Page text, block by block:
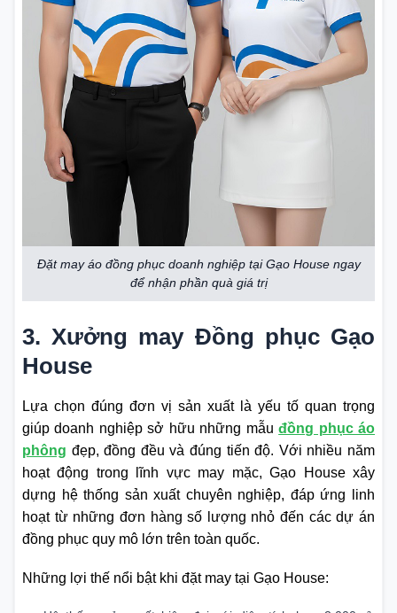
Đặt may áo đồng phục doanh nghiệp tại Gạo House ngay
để nhận phần quà giá trị
3. Xưởng may Đồng phục Gạo
House
Lựa chọn đúng đơn vị sản xuất là yếu tố quan trọng
giúp doanh nghiệp sở hữu những mẫuđồng phục áo
phông đẹp, đồng đều và đúng tiến độ. Với nhiều năm
hoạt động trong lĩnh vực may mặc, Gạo House xây
dựng hệ thống sản xuất chuyên nghiệp, đáp ứng linh
hoạt từ những đơn hàng số lượng nhỏ đến các dự án
đồng phục quy mô lớn trên toàn quốc.
Những lợi thế nổi bật khi đặt may tại Gạo House: